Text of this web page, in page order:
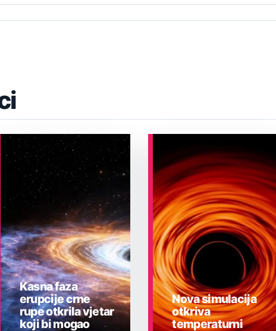
Kasna faza
erupcije crne
rupe otkrila vjetar
koji bi mogao
Nova simulacija
otkriva
temperaturni